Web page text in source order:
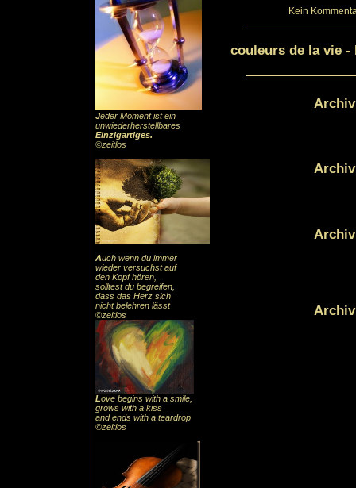
Jeder Moment ist ein
unwiederherstellbares
Einzigartiges.
©zeitlos
Auch wenn du immer
wieder versuchst auf
den Kopf hören,
solltest du begreifen,
dass das Herz sich
nicht belehren lässt
©zeitlos
Love begins with a smile,
grows with a kiss
and ends with a teardrop
©zeitlos
Kein
couleurs de la vie